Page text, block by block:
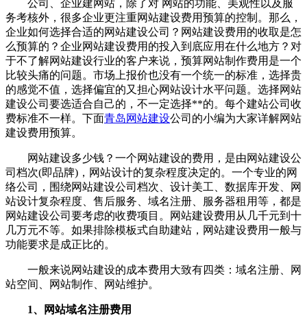
公司、企业建网站，除了对 网站的功能、美观性以及服
务考核外，很多企业更注重网站建设费用预算的控制。那么，
企业如何选择合适的网站建设公司？网站建设费用的收取是怎
么预算的？企业网站建设费用的投入到底应用在什么地方？对
于不了解网站建设行业的客户来说，预算网站制作费用是一个
比较头痛的问题。市场上报价也没有一个统一的标准，选择贵
的感觉不值，选择偏宜的又担心网站设计水平问题。选择网站
建设公司要选适合自己的，不一定选择**的。每个建站公司收
费标准不一样。下面青岛网站建设公司的小编为大家详解网站
建设费用预算。
网站建设多少钱？一个网站建设的费用，是由网站建设公
司档次(即品牌)，网站设计的复杂程度决定的。一个专业的网
络公司，围绕网站建设公司档次、设计美工、数据库开发、网
站设计复杂程度、售后服务、域名注册、服务器租用等，都是
网站建设公司要考虑的收费项目。网站建设费用从几千元到十
几万元不等。如果排除模板式自助建站，网站建设费用一般与
功能要求是成正比的。
一般来说网站建设的成本费用大致有四类：域名注册、网
站空间、网站制作、网站维护。
1、网站域名注册费用